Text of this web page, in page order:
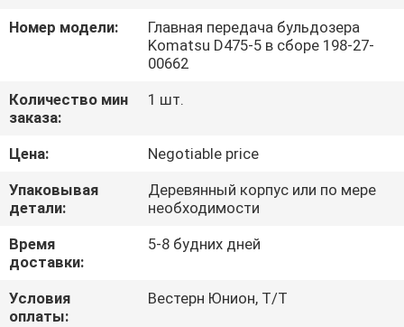
НАША
КОНТРОЛЬ
КАЧЕСТВА
КОНТАКТНЫЕ
НОВОСТИ
Номер модели:
Главная передача бульдозера
Komatsu D475-5 в сборе 198-27-
00662
Количество мин
заказа:
1 шт.
Цена:
Negotiable price
Упаковывая
детали:
Деревянный корпус или по мере
необходимости
Время
доставки:
5-8 будних дней
Условия
оплаты:
Вестерн Юнион, Т/Т